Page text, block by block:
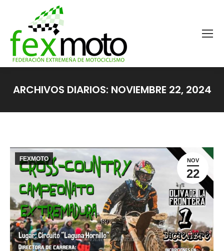
ARCHIVOS DIARIOS: NOVIEMBRE 22, 2024
NOV
22
FEXMOTO